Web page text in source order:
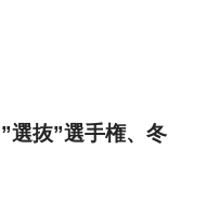
選抜”選手権、冬